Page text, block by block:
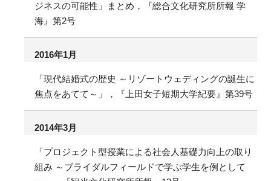
ジネスの可能性」まとめ，『総合文化研究所所報 学
海』第2号
2016年1月
「現代結婚式の歴史 ～リゾートウェディングの誕生に
焦点をあてて～」，『上田女子短期大学紀要』第39号
2014年3月
「プロジェクト型授業による社会人基礎力向上の取り
組み ～ブライダルフィールドで学ぶ学生を例として